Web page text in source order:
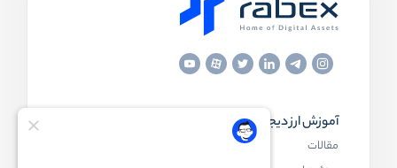
آموزش ارز دیجیتال
مقالات